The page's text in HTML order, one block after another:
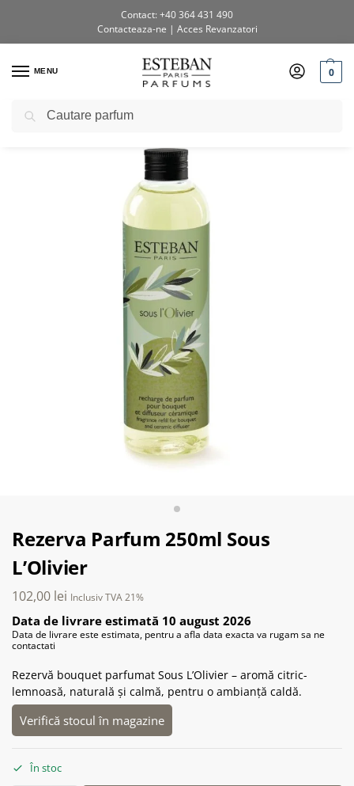
Contact: +40 364 431 490
Contacteaza-ne | Acces Revanzatori
MENU 0
Prima pagină / Shop / Rezerve pentru buchete parfumate
Rezerva Parfum 250ml Sous
L’Olivier
102,00 lei Inclusiv TVA 21%
Data de livrare estimată 10 august 2026
Data de livrare este estimata, pentru a afla data exacta va rugam sa ne
contactati
Rezervă bouquet parfumat Sous L’Olivier – aromă citric-
lemnoasă, naturală și calmă, pentru o ambianță caldă.
Verifică stocul în magazine
În stoc